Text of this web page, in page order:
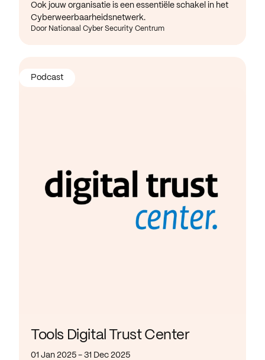
Ook jouw organisatie is een essentiële schakel in het
Cyberweerbaarheidsnetwerk.
Door Nationaal Cyber Security Centrum
Tools Digital Trust Center
01 Jan 2025 - 31 Dec 2025
Podcast